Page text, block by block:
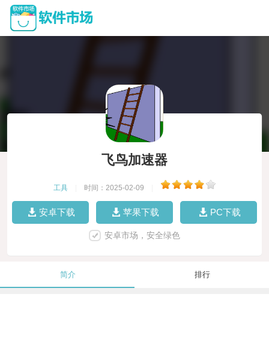
飞鸟加速器
工具 时间：2025-02-09
安卓下载 苹果下载 PC下载
安卓市场，安全绿色
简介 排行